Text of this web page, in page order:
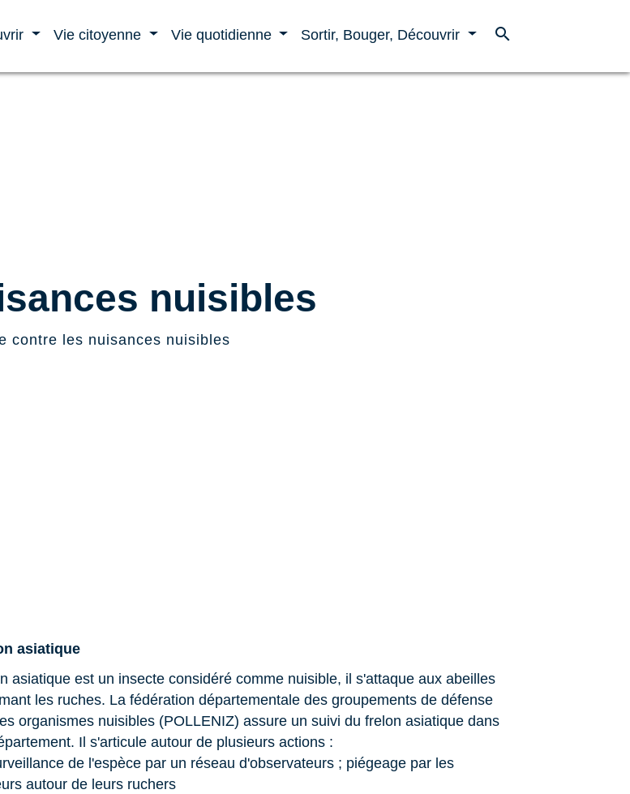
Vie citoyenne Vie quotidienne Sortir, Bouger, Découvrir search
nuisibles
contre les nuisances nuisibles
asiatique
asiatique est un insecte considéré comme nuisible, il s'attaque aux abeilles
les ruches. La fédération départementale des groupements de défense
organismes nuisibles (POLLENIZ) assure un suivi du frelon asiatique dans
Il s'articule autour de plusieurs actions :
de l'espèce par un réseau d'observateurs ; piégeage par les
autour de leurs ruchers